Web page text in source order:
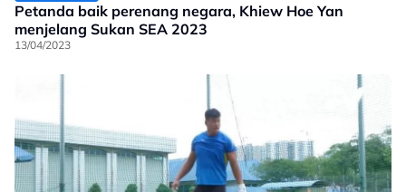
Petanda baik perenang negara, Khiew Hoe Yan
menjelang Sukan SEA 2023
13/04/2023